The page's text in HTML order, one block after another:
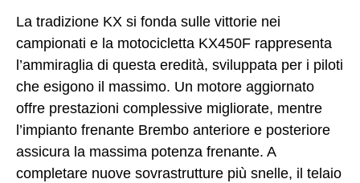
La tradizione KX si fonda sulle vittorie nei
campionati e la motocicletta KX450F rappresenta
l’ammiraglia di questa eredità, sviluppata per i piloti
che esigono il massimo. Un motore aggiornato
offre prestazioni complessive migliorate, mentre
l’impianto frenante Brembo anteriore e posteriore
assicura la massima potenza frenante. A
completare nuove sovrastrutture più snelle, il telaio